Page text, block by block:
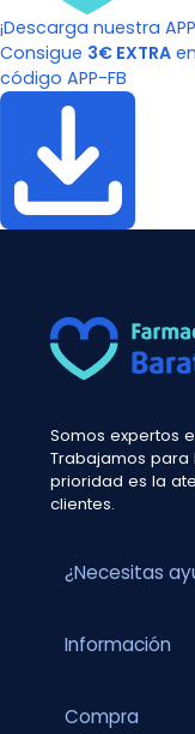
¡Descarga nuestra
Consigue 3€ EXTRA
código APP-FB
Somos expertos
Trabajamos para
prioridad es la
clientes.
¿Necesitas
Información
Compra